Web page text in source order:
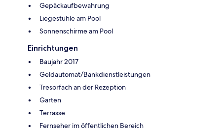
Gepäckaufbewahrung
Liegestühle am Pool
Sonnenschirme am Pool
Einrichtungen
Baujahr 2017
Geldautomat/Bankdienstleistungen
Tresorfach an der Rezeption
Garten
Terrasse
Fernseher im öffentlichen Bereich